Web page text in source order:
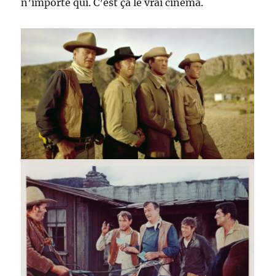
n’importe qui. C’est ça le vrai cinéma.